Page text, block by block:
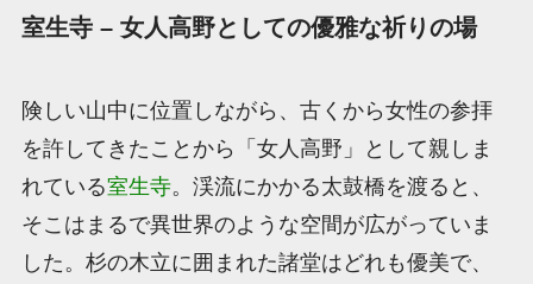
室生寺 – 女人高野としての優雅な祈りの場
険しい山中に位置しながら、古くから女性の参拝
を許してきたことから「女人高野」として親しま
れている室生寺。渓流にかかる太鼓橋を渡ると、
そこはまるで異世界のような空間が広がっていま
した。杉の木立に囲まれた諸堂はどれも優美で、